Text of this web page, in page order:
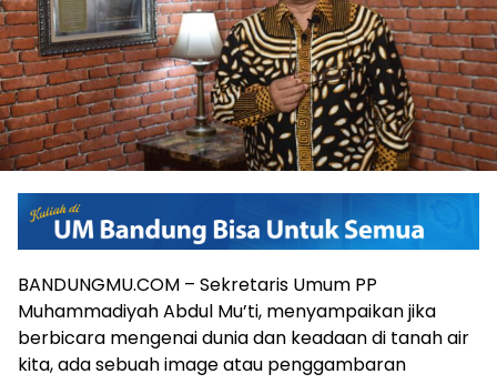
BANDUNGMU.COM – Sekretaris Umum PP
Muhammadiyah Abdul Mu’ti, menyampaikan jika
berbicara mengenai dunia dan keadaan di tanah air
kita, ada sebuah image atau penggambaran